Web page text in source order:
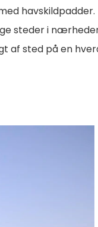
havskildpadder.
steder i
af sted på en